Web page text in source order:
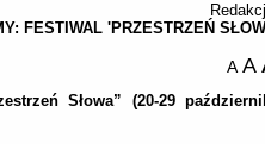
FESTIWAL 'PRZESTRZEŃ
A A
Słowa” (20-29